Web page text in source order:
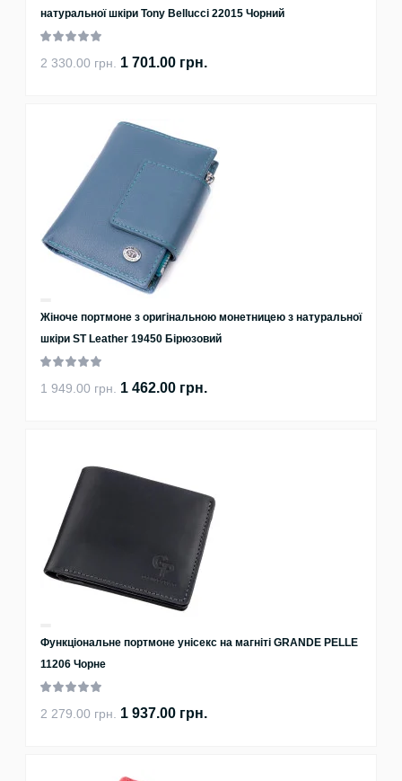
натуральної шкіри Tony Bellucci 22015 Чорний
2 330.00 грн. 1 701.00 грн.
Жіноче портмоне з оригінальною монетницею з натуральної
шкіри ST Leather 19450 Бірюзовий
1 949.00 грн. 1 462.00 грн.
Функціональне портмоне унісекс на магніті GRANDE PELLE
11206 Чорне
2 279.00 грн. 1 937.00 грн.